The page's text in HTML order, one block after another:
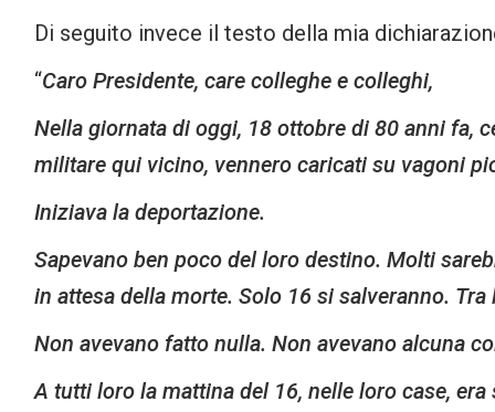
Di seguito invece il testo della mia
“Caro Presidente, care colleghe e colleghi,
Nella giornata di oggi, 18 ottobre di 80 anni fa,
militare qui vicino, vennero caricati su vagoni
Iniziava la deportazione.
Sapevano ben poco del loro destino. Molti
in attesa della morte. Solo 16 si salveranno.
Non avevano fatto nulla. Non avevano alcuna
A tutti loro la mattina del 16, nelle loro case,